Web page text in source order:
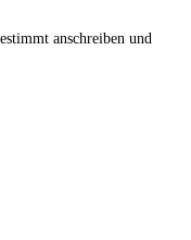
anschreiben und